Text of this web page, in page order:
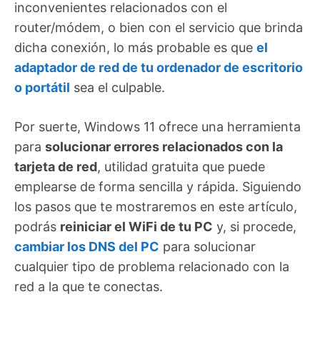
inconvenientes relacionados con el
router/módem, o bien con el servicio que brinda
dicha conexión, lo más probable es que el
adaptador de red de tu ordenador de escritorio
o portátil sea el culpable.
Por suerte, Windows 11 ofrece una herramienta
para solucionar errores relacionados con la
tarjeta de red, utilidad gratuita que puede
emplearse de forma sencilla y rápida. Siguiendo
los pasos que te mostraremos en este artículo,
podrás reiniciar el WiFi de tu PC y, si procede,
cambiar los DNS del PC para solucionar
cualquier tipo de problema relacionado con la
red a la que te conectas.